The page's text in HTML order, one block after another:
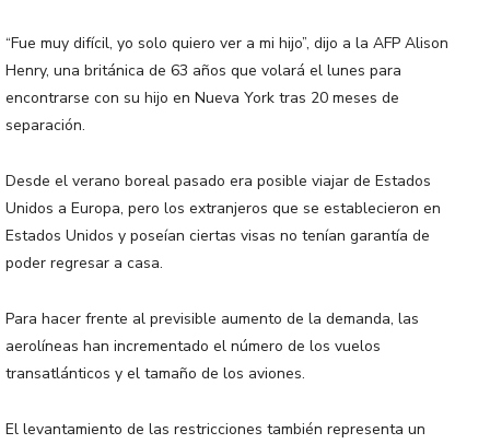
“Fue muy difícil, yo solo quiero ver a mi hijo”, dijo a la AFP Alison
Henry, una británica de 63 años que volará el lunes para
encontrarse con su hijo en Nueva York tras 20 meses de
separación.
Desde el verano boreal pasado era posible viajar de Estados
Unidos a Europa, pero los extranjeros que se establecieron en
Estados Unidos y poseían ciertas visas no tenían garantía de
poder regresar a casa.
Para hacer frente al previsible aumento de la demanda, las
aerolíneas han incrementado el número de los vuelos
transatlánticos y el tamaño de los aviones.
El levantamiento de las restricciones también representa un